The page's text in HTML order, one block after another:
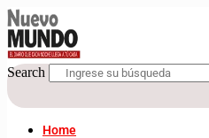
Search
Home